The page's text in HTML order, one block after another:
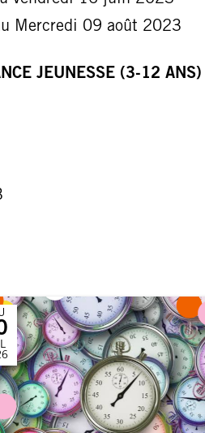
Mercredi 09 août 2023
JEUNESSE (3-12